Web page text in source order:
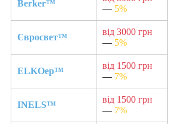
Berker™
— 5%
Євросвет™
від 3000 грн
— 5%
ELKOep™
від 1500 грн
— 7%
INELS™
від 1500 грн
— 7%